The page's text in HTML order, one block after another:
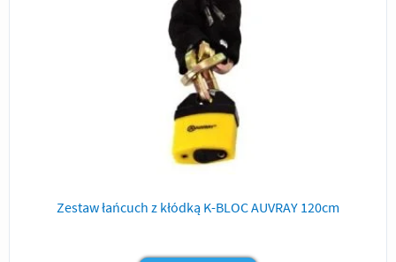
Zestaw łańcuch z kłódką K-BLOC AUVRAY 120cm